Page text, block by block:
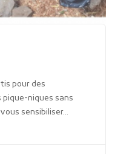
pour des
niques sans
sensibiliser...